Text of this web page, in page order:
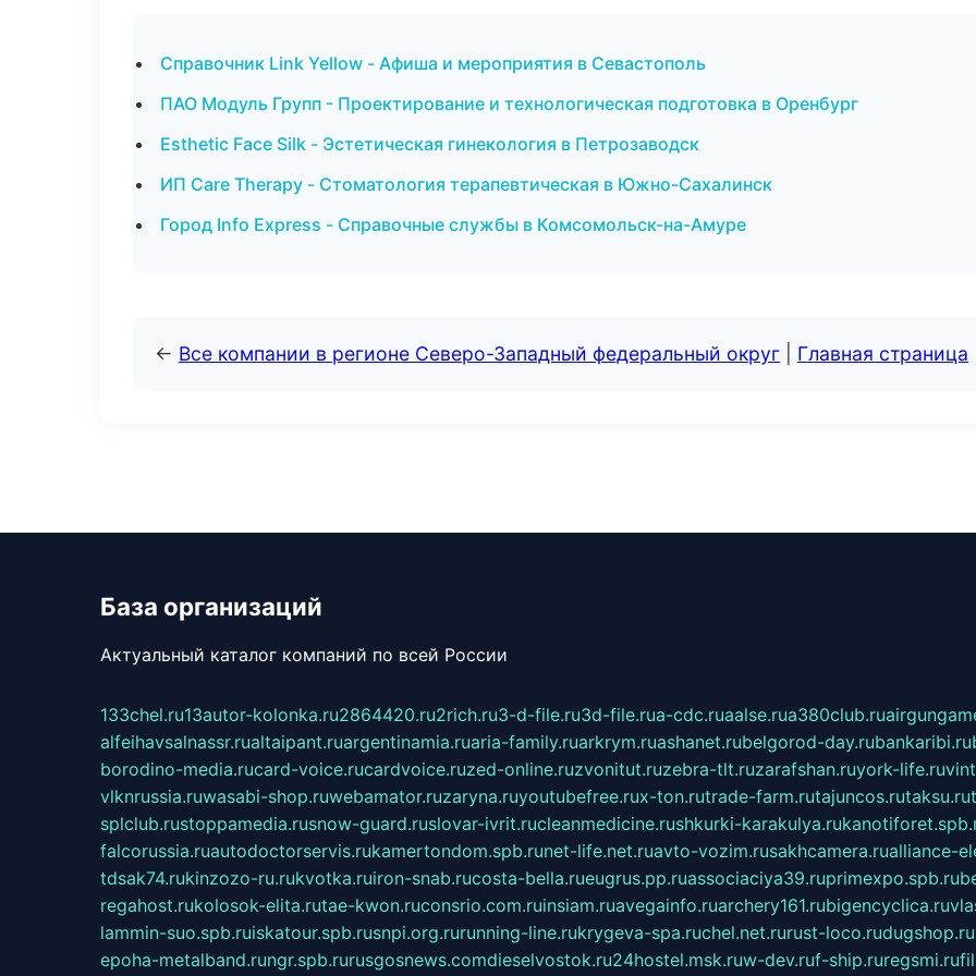
Справочник Link Yellow - Афиша и мероприятия в Севастополь
ПАО Модуль Групп - Проектирование и технологическая подготовка в Оренбург
Esthetic Face Silk - Эстетическая гинекология в Петрозаводск
ИП Care Therapy - Стоматология терапевтическая в Южно-Сахалинск
Город Info Express - Справочные службы в Комсомольск-на-Амуре
← Все компании в регионе Северо-Западный федеральный округ Главная страница
База организаций
Актуальный каталог компаний по всей России
133chel.ru13autor-kolonka.ru2864420.ru2rich.ru3-d-file.ru3d-file.rua-cdc.ruaalse.rua380club.ru
alfeihavsalnassr.rualtaipant.ruargentinamia.ruaria-family.ruarkrym.ruashanet.rubelgorod-day.rubankaribi.ru
borodino-media.rucard-voice.rucardvoice.ruzed-online.ruzvonitut.ruzebra-tlt.ruzarafshan.ruyork-life.ru
vlknrussia.ruwasabi-shop.ruwebamator.ruzaryna.ruyoutubefree.rux-ton.rutrade-farm.rutajuncos.rutaksu.ru
splclub.rustoppamedia.rusnow-guard.ruslovar-ivrit.rucleanmedicine.rushkurki-karakulya.ru
falcorussia.ruautodoctorservis.rukamertondom.spb.runet-life.net.ruavto-vozim.rusakhcamera.rualliance-
tdsak74.rukinzozo-ru.rukvotka.ruiron-snab.rucosta-bella.rueugrus.pp.ruassociaciya39.ruprimexpo.spb.ru
regahost.rukolosok-elita.rutae-kwon.ruconsrio.com.ruinsiam.ruavegainfo.ruarchery161.rubigencyclica.ru
lammin-suo.spb.ruiskatour.spb.rusnpi.org.rurunning-line.rukrygeva-spa.ruchel.net.rurust-loco.rudugshop.ru
epoha-metalband.rungr.spb.rurusgosnews.comdieselvostok.ru24hostel.msk.ruw-dev.ruf-ship.ruregsmi.ru